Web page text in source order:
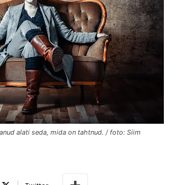
alati seda, mida on tahtnud. / foto: Siim